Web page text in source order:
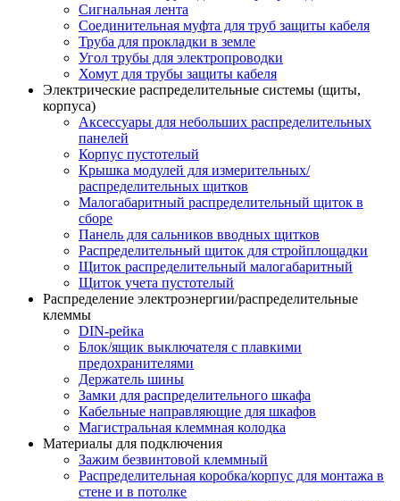
Сигнальная лента
Соединительная муфта для труб защиты кабеля
Труба для прокладки в земле
Угол трубы для электропроводки
Хомут для трубы защиты кабеля
Электрические распределительные системы (щиты,
корпуса)
Аксессуары для небольших распределительных
панелей
Корпус пустотелый
Крышка модулей для измерительных/
распределительных щитков
Малогабаритный распределительный щиток в
сборе
Панель для сальников вводных щитков
Распределительный щиток для стройплощадки
Щиток распределительный малогабаритный
Щиток учета пустотелый
Распределение электроэнергии/распределительные
клеммы
DIN-рейка
Блок/ящик выключателя с плавкими
предохранителями
Держатель шины
Замки для распределительного шкафа
Кабельные направляющие для шкафов
Магистральная клеммная колодка
Материалы для подключения
Зажим безвинтовой клеммный
Распределительная коробка/корпус для монтажа в
стене и в потолке